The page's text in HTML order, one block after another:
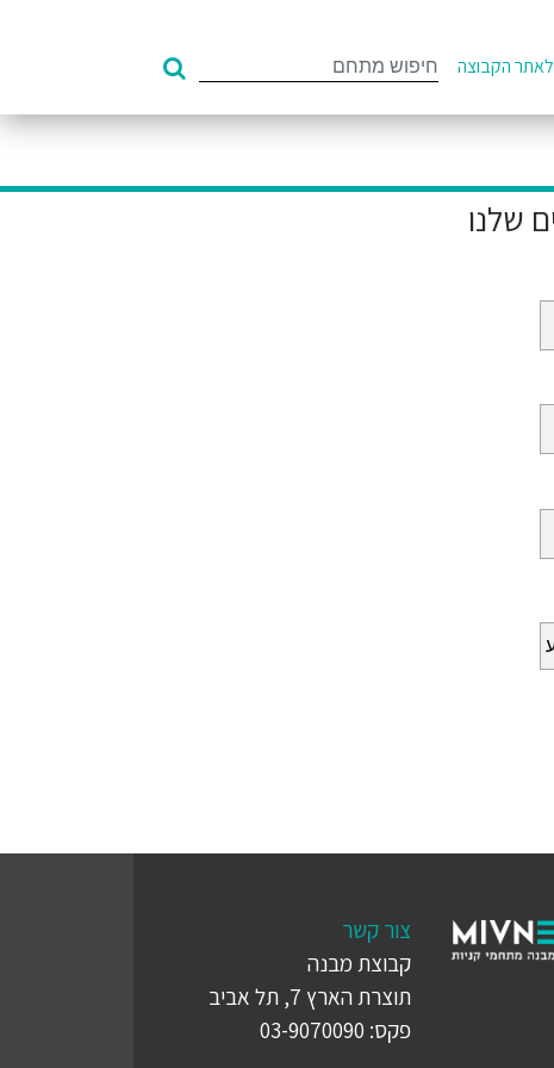
לאתר הקבוצה
for:
צור קשר
קבוצת מבנה
תוצרת הארץ 7, תל אביב
פקס: 03-9070090